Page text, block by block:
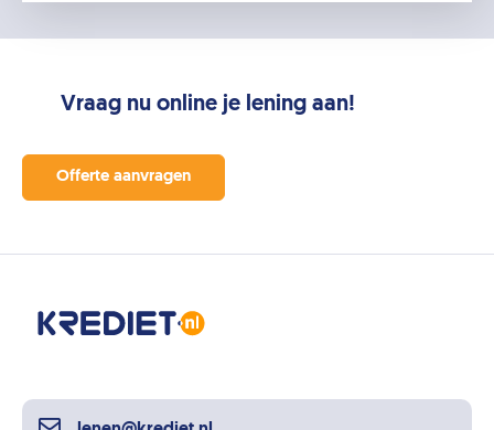
Vraag nu online je lening aan!
Offerte aanvragen